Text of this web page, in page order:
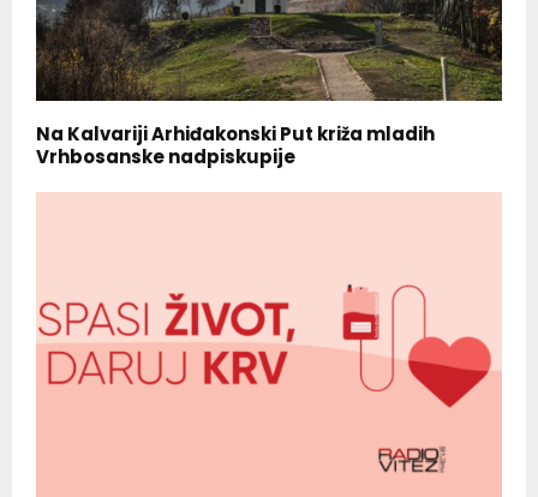
Na Kalvariji Arhiđakonski Put križa mladih
Vrhbosanske nadpiskupije